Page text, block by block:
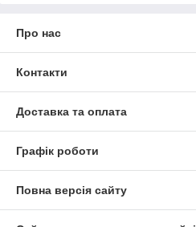
Про нас
Контакти
Доставка та оплата
Графік роботи
Повна версія сайту